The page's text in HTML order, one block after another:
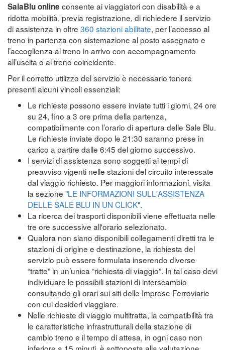
SalaBlu online consente ai viaggiatori con disabilità e a
ridotta mobilità, previa registrazione, di richiedere il servizio
di assistenza in oltre 360 stazioni abilitate, per l’accesso al
treno in partenza con sistemazione al posto assegnato e
l’accoglienza al treno in arrivo con accompagnamento
all’uscita o al treno coincidente.
Per il corretto utilizzo del servizio è necessario tenere
presenti alcuni vincoli essenziali:
Le richieste possono essere inviate tutti i giorni, 24 ore
su 24, fino a 3 ore prima della partenza,
compatibilmente con l’orario di apertura delle Sale Blu.
Le richieste inviate dopo le 21:30 saranno prese in
carico a partire dalle 6:45 del giorno successivo.
I servizi di assistenza sono soggetti ai tempi di
preavviso vigenti nelle stazioni del circuito interessate
dal viaggio richiesto. Per maggiori informazioni, visita
la sezione "LE INFORMAZIONI SULL'ASSISTENZA
DELLE SALE BLU IN UN CLICK".
La ricerca dei trasporti disponibili viene effettuata nelle
tre ore successive all'orario selezionato.
Qualora non siano disponibili collegamenti diretti tra le
stazioni di origine e destinazione, la richiesta del
servizio può essere formulata inserendo diverse
“tratte” in un’unica “richiesta di viaggio”. In tal caso devi
individuare le possibili stazioni di interscambio
consultando gli orari sui siti delle Imprese Ferroviarie
con cui desideri viaggiare.
Nelle richieste di viaggio multitratta, la compatibilità tra
le caratteristiche infrastrutturali della stazione di
cambio treno e il tempo di attesa, in ogni caso non